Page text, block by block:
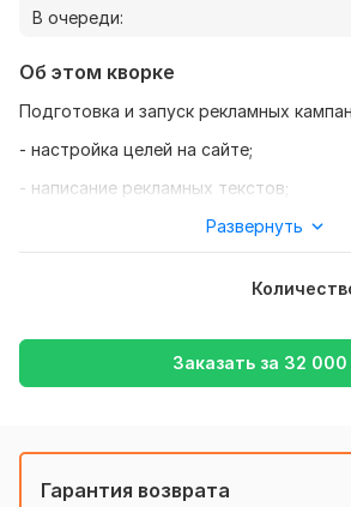
В очереди:
Об этом кворке
Подготовка и запуск рекламных
- настройка целей на сайте;
- написание рекламных текстов;
- подготовка рекламных изображений
- Информация по УТП продукта и его
- Информация по целевой аудитории -
- Доступы к Яндекс Метрике и
- Информация по целевой аудитории;
Развернуть
Заказать за 32 000
Гарантия возврата